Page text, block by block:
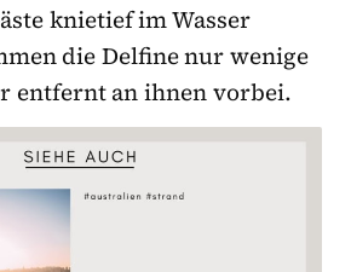
knietief im Wasser
die Delfine nur wenige
entfernt an ihnen vorbei.